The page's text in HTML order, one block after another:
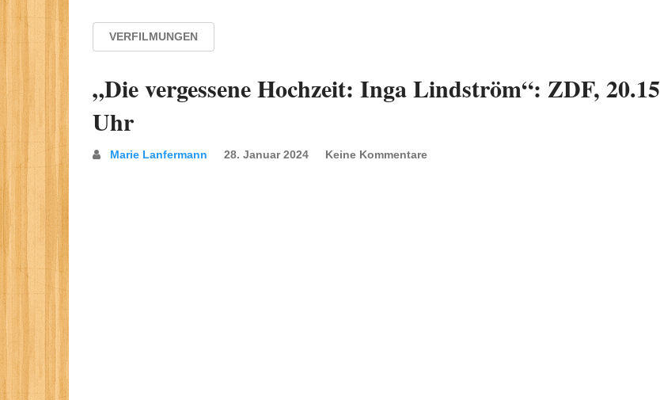
VERFILMUNGEN
„Die vergessene Hochzeit: Inga Lindström“: ZDF, 20.15
Uhr
Marie Lanfermann 28. Januar 2024 Keine Kommentare